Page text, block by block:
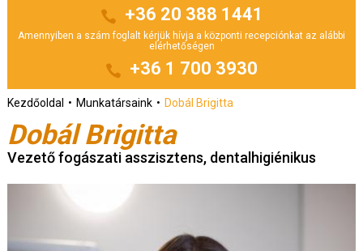
+36 20 388 1441
Amennyiben a szám foglalt kérjük hívja a központi recepciónkat az alábbi
elérhetőségen
+36 1 700 3930
Kezdőoldal Munkatársaink Dobál Brigitta
Dobál Brigitta
Vezető fogászati asszisztens, dentalhigiénikus